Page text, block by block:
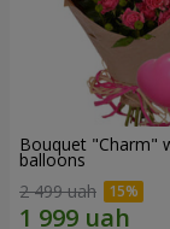
Bouquet "Charm"
balloons
2 499 uah